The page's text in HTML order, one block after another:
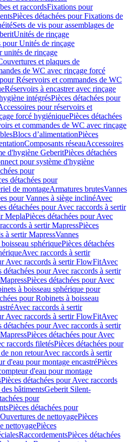
et raccordsFixations pour
Pièces détachées pour Fixations de
Sets de vis pour assemblages de
Unités de rinçage
pour Unités de rinçage
unités de rinçage
et plaques de
de WC avec rinçage forcé
Réservoirs et commandes de WC
Réservoirs à encastrer avec rinçage
intégrésPièces détachées pour
pour réservoirs et
forcé hygiéniquePièces détachées
et commandes de WC avec rinçage
Blocs d’alimentationPièces
Composants réseauAccessoires
d'hygiène GeberitPièces détachées
pour système d'hygiène
pour
détachées pour
de montageArmatures brutesVannes
pour Vannes à siège inclinéAvec
détachées pour Avec raccords à sertir
MeplaPièces détachées pour Avec
à sertir MapressPièces
à sertir MapressVannes
sphériquePièces détachées
Avec raccords à sertir
Avec raccords à sertir FlowFitAvec
détachées pour Avec raccords à sertir
Pièces détachées pour Avec
à boisseau sphérique pour
pour Robinets à boisseau
Avec raccords à sertir
Avec raccords à sertir FlowFitAvec
détachées pour Avec raccords à sertir
Pièces détachées pour Avec
raccords filetésPièces détachées pour
non retourAvec raccords à sertir
d'eau pour montage encastréPièces
d'eau pour montage
Pièces détachées pour Avec raccords
bâtimentsGeberit Silent-
pour
Pièces détachées pour
Ouvertures de nettoyagePièces
nettoyagePièces
RaccordementsPièces détachées